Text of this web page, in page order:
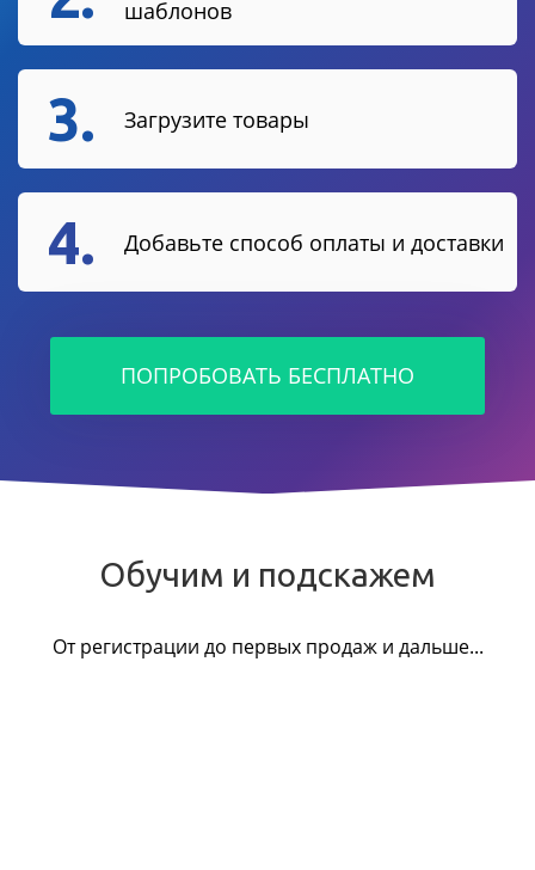
шаблонов
3. Загрузите товары
4. Добавьте способ оплаты и доставки
ПОПРОБОВАТЬ БЕСПЛАТНО
Обучим и подскажем
От регистрации до первых продаж и дальше...